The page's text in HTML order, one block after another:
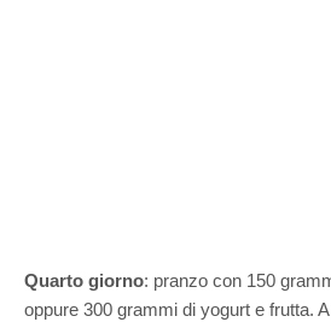
Quarto giorno: pranzo con 150
oppure 300 grammi di yogurt e frutta.